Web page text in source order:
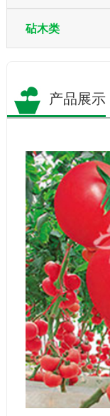
砧木类
产品展示